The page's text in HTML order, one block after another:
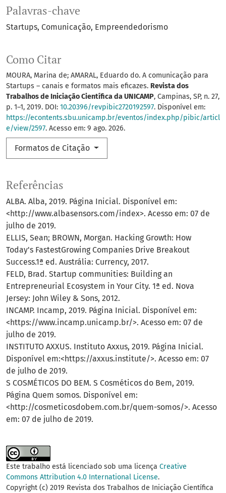
Palavras-chave
Startups Comunicação Empreendedorismo
Como Citar
MOURA, Marina de; AMARAL, Eduardo do. A comunicação para
Startups – canais e formatos mais eficazes. Revista dos
Trabalhos de Iniciação Científica da UNICAMP, Campinas, SP, n. 27,
p. 1–1, 2019. DOI: 10.20396/revpibic2720192597. Disponível em:
https://econtents.sbu.unicamp.br/eventos/index.php/pibic/articl
e/view/2597. Acesso em: 9 ago. 2026.
Formatos de Citação
Referências
ALBA. Alba, 2019. Página Inicial. Disponível em:
<http://www.albasensors.com/index>. Acesso em: 07 de
julho de 2019.
ELLIS, Sean; BROWN, Morgan. Hacking Growth: How
Today's FastestGrowing Companies Drive Breakout
Success.1ª ed. Austrália: Currency, 2017.
FELD, Brad. Startup communities: Building an
Entrepreneurial Ecosystem in Your City. 1ª ed. Nova
Jersey: John Wiley & Sons, 2012.
INCAMP. Incamp, 2019. Página Inicial. Disponível em:
<https://www.incamp.unicamp.br/>. Acesso em: 07 de
julho de 2019.
INSTITUTO AXXUS. Instituto Axxus, 2019. Página Inicial.
Disponível em:<https://axxus.institute/>. Acesso em: 07
de julho de 2019.
S COSMÉTICOS DO BEM. S Cosméticos do Bem, 2019.
Página Quem somos. Disponível em:
<http://cosmeticosdobem.com.br/quem-somos/>. Acesso
em: 07 de julho de 2019.
Este trabalho está licenciado sob uma licença Creative
Commons Attribution 4.0 International License.
Copyright (c) 2019 Revista dos Trabalhos de Iniciação Científica